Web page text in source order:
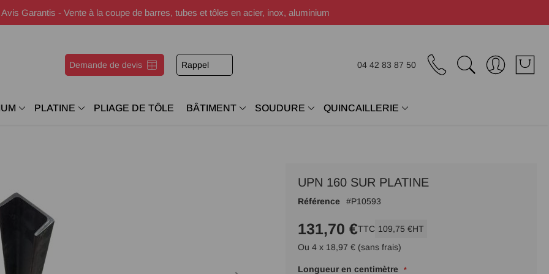
Garantis - Vente à la coupe de barres, tubes et tôles en acier, inox, aluminium
Demande de devis Rappel 04 42 83 87 50
PLATINE PLIAGE DE TÔLE BÂTIMENT SOUDURE QUINCAILLERIE
UPN 160 SUR PLATINE
Référence P10593
131,70 €TTC 109,75 €HT
Ou 4 x 18,97 € (sans frais)
Longueur en centimètre